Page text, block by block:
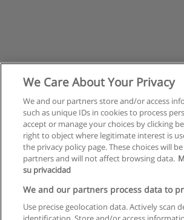
Regras de uso
Privacidade de dados
We Care About Your Privacy
We and our partners store and/or access
such as unique IDs in cookies to process
accept or manage your choices by clicking
right to object where legitimate interest is
the privacy policy page. These choices will
partners and will not affect browsing data.
su privacidad
We and our partners process data to
Use precise geolocation data. Actively scan